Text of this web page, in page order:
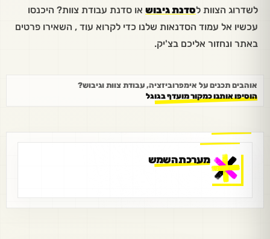
לשדרוג הצוות לסדנת גיבוש או סדנת עבודת צוות? היכנסו
עכשיו אל עמוד הסדנאות שלנו כדי לקרוא עוד , השאירו פרטים
באתר ונחזור אליכם בצ'יק.
אוהבים תכנים על אימפרוביזציה, עבודת צוות וגיבוש?
הוסיפו אותנו כמקור מועדף בגוגל
מערכת השמש